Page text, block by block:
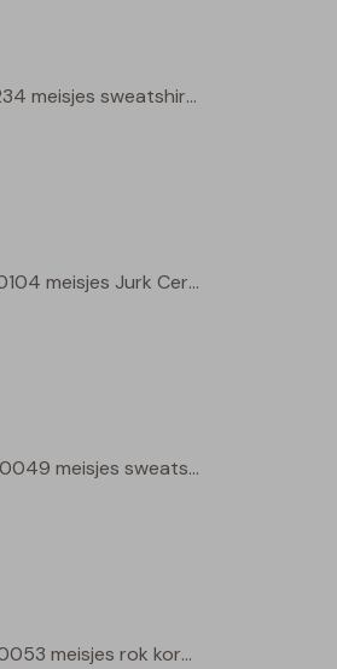
Cato B W20234 meisjes sweatshirt Wijnrood
3310703 W20104 meisjes Jurk Cerise
3310404 W20049 meisjes sweatshirt Paars fel
3310800 W20053 meisjes rok kort Bordeaux